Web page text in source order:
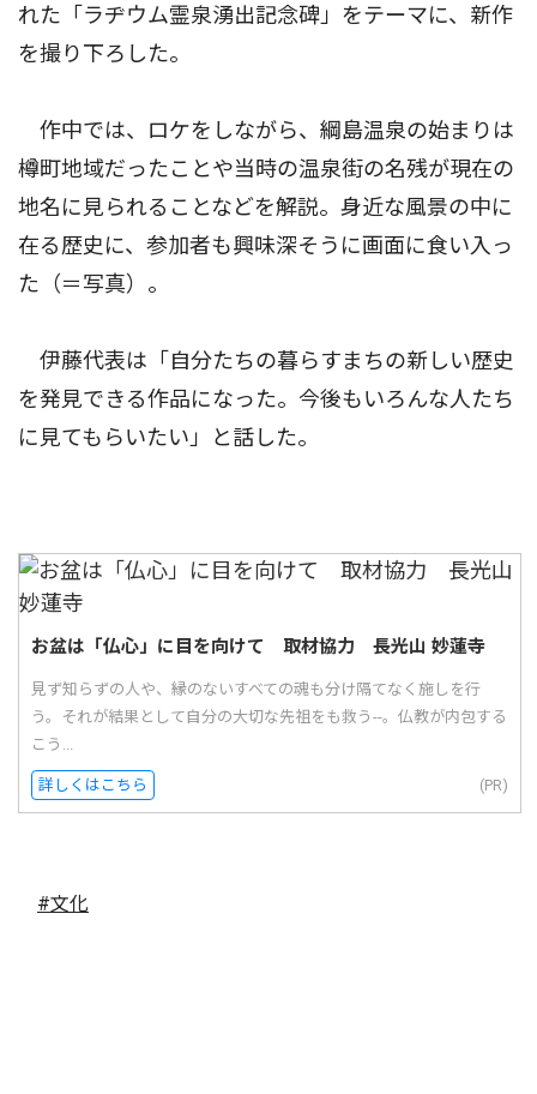
れた「ラヂウム霊泉湧出記念碑」をテーマに、新作
を撮り下ろした。
作中では、ロケをしながら、綱島温泉の始まりは
樽町地域だったことや当時の温泉街の名残が現在の
地名に見られることなどを解説。身近な風景の中に
在る歴史に、参加者も興味深そうに画面に食い入っ
た（＝写真）。
伊藤代表は「自分たちの暮らすまちの新しい歴史
を発見できる作品になった。今後もいろんな人たち
に見てもらいたい」と話した。
お盆は「仏心」に目を向けて 取材協力 長光山 妙蓮寺
見ず知らずの人や、縁のないすべての魂も分け隔てなく施しを行
う。それが結果として自分の大切な先祖をも救う--。仏教が内包する
こう...
詳しくはこちら (PR)
#文化